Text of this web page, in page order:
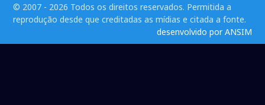
© 2007 - 2026 Todos os direitos reservados. Permitida a
reprodução desde que creditadas as mídias e citada a fonte.
desenvolvido por ANSIM